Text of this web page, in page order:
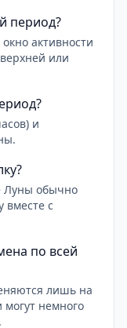
период?
активности
или
и
Луны обычно
вместе с
по всей
лишь на
немного